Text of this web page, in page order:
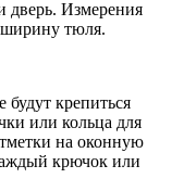
дверь. Измерения
тюля.
будут крепиться
или кольца для
на оконную
крючок или